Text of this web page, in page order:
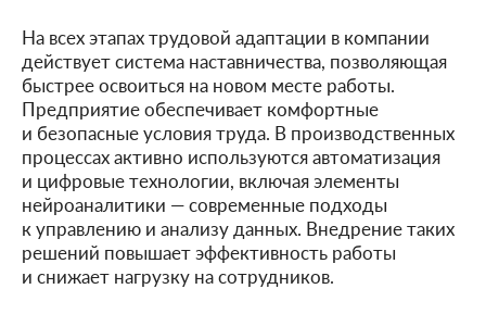
На всех этапах трудовой адаптации в компании
действует система наставничества, позволяющая
быстрее освоиться на новом месте работы.
Предприятие обеспечивает комфортные
и безопасные условия труда. В производственных
процессах активно используются автоматизация
и цифровые технологии, включая элементы
нейроаналитики — современные подходы
к управлению и анализу данных. Внедрение таких
решений повышает эффективность работы
и снижает нагрузку на сотрудников.